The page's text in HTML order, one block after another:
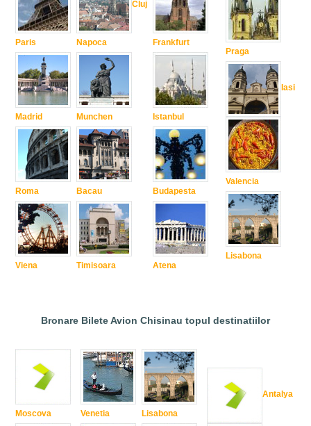
Paris
Madrid
Roma
Viena
Cluj
Napoca
Munchen
Bacau
Timisoara
Frankfurt
Istanbul
Budapesta
Atena
Praga
Iasi
Valencia
Lisabona
Bronare Bilete Avion Chisinau topul destinatiilor
Moscova Venetia Lisabona
Antalya